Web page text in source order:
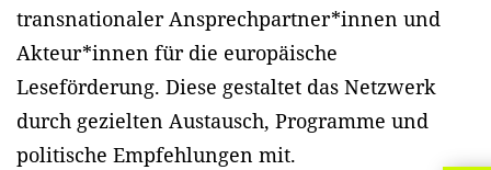
transnationaler Ansprechpartner*innen und
Akteur*innen für die europäische
Leseförderung. Diese gestaltet das Netzwerk
durch gezielten Austausch, Programme und
politische Empfehlungen mit.